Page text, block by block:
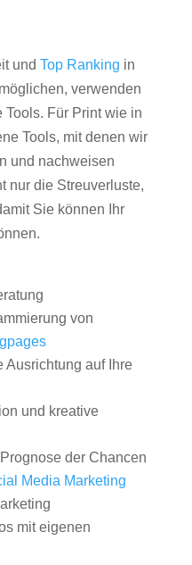
und Top Ranking in
verwenden
Für Print wie in
Tools, mit denen wir
und nachweisen
nur die Streuverluste,
Sie können Ihr
von
Ausrichtung auf Ihre
und kreative
der Chancen
Media Marketing
mit eigenen